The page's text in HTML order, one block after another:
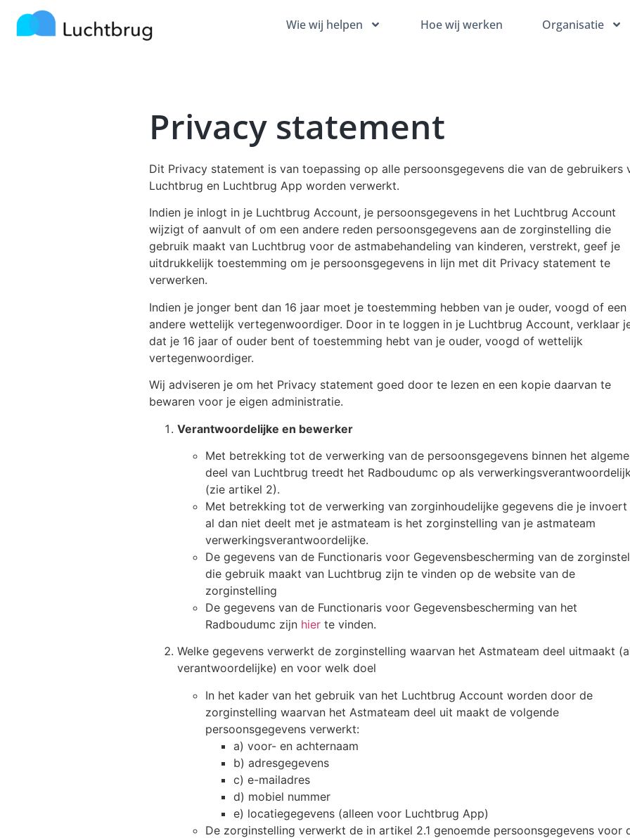
Wie wij helpen Hoe wij werken Organisatie
Privacy statement
Dit Privacy statement is van toepassing op alle persoonsgegevens die van de gebruikers
Luchtbrug en Luchtbrug App worden verwerkt.
Indien je inlogt in je Luchtbrug Account, je persoonsgegevens in het Luchtbrug Account
wijzigt of aanvult of om een andere reden persoonsgegevens aan de zorginstelling die
gebruik maakt van Luchtbrug voor de astmabehandeling van kinderen, verstrekt, geef je
uitdrukkelijk toestemming om je persoonsgegevens in lijn met dit Privacy statement te
verwerken.
Indien je jonger bent dan 16 jaar moet je toestemming hebben van je ouder, voogd of een
andere wettelijk vertegenwoordiger. Door in te loggen in je Luchtbrug Account, verklaar
dat je 16 jaar of ouder bent of toestemming hebt van je ouder, voogd of wettelijk
vertegenwoordiger.
Wij adviseren je om het Privacy statement goed door te lezen en een kopie daarvan te
bewaren voor je eigen administratie.
Verantwoordelijke en bewerker
Met betrekking tot de verwerking van de persoonsgegevens binnen het
deel van Luchtbrug treedt het Radboudumc op als
(zie artikel 2).
Met betrekking tot de verwerking van zorginhoudelijke gegevens die je invoert
al dan niet deelt met je astmateam is het zorginstelling van je astmateam
verwerkingsverantwoordelijke.
De gegevens van de Functionaris voor Gegevensbescherming van de
die gebruik maakt van Luchtbrug zijn te vinden op de website van de
zorginstelling
De gegevens van de Functionaris voor Gegevensbescherming van het
Radboudumc zijn hier te vinden.
Welke gegevens verwerkt de zorginstelling waarvan het Astmateam deel uitmaakt
verantwoordelijke) en voor welk doel
In het kader van het gebruik van het Luchtbrug Account worden door de
zorginstelling waarvan het Astmateam deel uit maakt de volgende
persoonsgegevens verwerkt:
a) voor- en achternaam
b) adresgegevens
c) e-mailadres
d) mobiel nummer
e) locatiegegevens (alleen voor Luchtbrug App)
De zorginstelling verwerkt de in artikel 2.1 genoemde persoonsgegevens voor